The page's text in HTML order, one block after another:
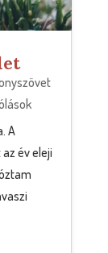
A
év eleji